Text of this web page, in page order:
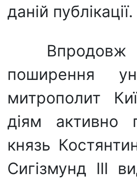
даній публіка­ції.
поширення
митрополит
діям актив­но
князь
Сигізмунд ІІІ